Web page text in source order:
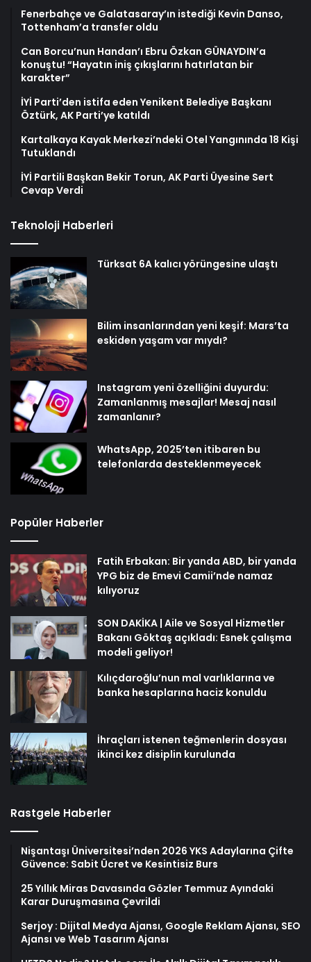
Fenerbahçe ve Galatasaray’ın istediği Kevin Danso,
Tottenham’a transfer oldu
Can Borcu’nun Handan’ı Ebru Özkan GÜNAYDIN’a
konuştu! “Hayatın iniş çıkışlarını hatırlatan bir
karakter”
İYİ Parti’den istifa eden Yenikent Belediye Başkanı
Öztürk, AK Parti’ye katıldı
Kartalkaya Kayak Merkezi’ndeki Otel Yangınında 18 Kişi
Tutuklandı
İYİ Partili Başkan Bekir Torun, AK Parti Üyesine Sert
Cevap Verdi
Teknoloji Haberleri
Türksat 6A kalıcı yörüngesine ulaştı
Bilim insanlarından yeni keşif: Mars’ta
eskiden yaşam var mıydı?
Instagram yeni özelliğini duyurdu:
Zamanlanmış mesajlar! Mesaj nasıl
zamanlanır?
WhatsApp, 2025’ten itibaren bu
telefonlarda desteklenmeyecek
Popüler Haberler
Fatih Erbakan: Bir yanda ABD, bir yanda
YPG biz de Emevi Camii’nde namaz
kılıyoruz
SON DAKİKA | Aile ve Sosyal Hizmetler
Bakanı Göktaş açıkladı: Esnek çalışma
modeli geliyor!
Kılıçdaroğlu’nun mal varlıklarına ve
banka hesaplarına haciz konuldu
İhraçları istenen teğmenlerin dosyası
ikinci kez disiplin kurulunda
Rastgele Haberler
Nişantaşı Üniversitesi’nden 2026 YKS Adaylarına Çifte
Güvence: Sabit Ücret ve Kesintisiz Burs
25 Yıllık Miras Davasında Gözler Temmuz Ayındaki
Karar Duruşmasına Çevrildi
Serjoy : Dijital Medya Ajansı, Google Reklam Ajansı, SEO
Ajansı ve Web Tasarım Ajansı